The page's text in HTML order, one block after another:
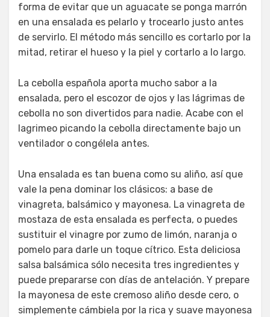
forma de evitar que un aguacate se ponga marrón
en una ensalada es pelarlo y trocearlo justo antes
de servirlo. El método más sencillo es cortarlo por la
mitad, retirar el hueso y la piel y cortarlo a lo largo.
La cebolla española aporta mucho sabor a la
ensalada, pero el escozor de ojos y las lágrimas de
cebolla no son divertidos para nadie. Acabe con el
lagrimeo picando la cebolla directamente bajo un
ventilador o congélela antes.
Una ensalada es tan buena como su aliño, así que
vale la pena dominar los clásicos: a base de
vinagreta, balsámico y mayonesa. La vinagreta de
mostaza de esta ensalada es perfecta, o puedes
sustituir el vinagre por zumo de limón, naranja o
pomelo para darle un toque cítrico. Esta deliciosa
salsa balsámica sólo necesita tres ingredientes y
puede prepararse con días de antelación. Y prepare
la mayonesa de este cremoso aliño desde cero, o
simplemente cámbiela por la rica y suave mayonesa